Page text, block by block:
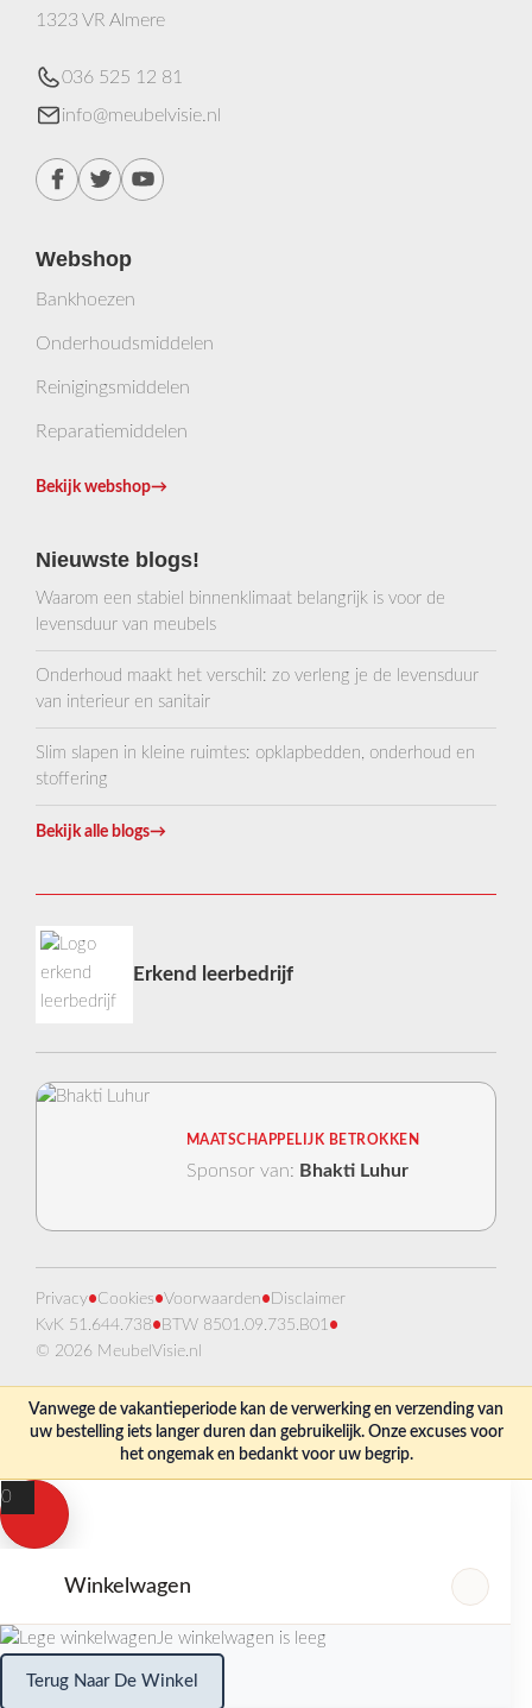
1323 VR Almere
036 525 12 81
info@meubelvisie.nl
Webshop
Bankhoezen
Onderhoudsmiddelen
Reinigingsmiddelen
Reparatiemiddelen
Bekijk webshop→
Nieuwste blogs!
Waarom een stabiel binnenklimaat belangrijk is voor de
levensduur van meubels
Onderhoud maakt het verschil: zo verleng je de levensduur
van interieur en sanitair
Slim slapen in kleine ruimtes: opklapbedden, onderhoud en
stoffering
Bekijk alle blogs→
Erkend leerbedrijf
MAATSCHAPPELIJK BETROKKEN
Sponsor van: Bhakti Luhur
Privacy•Cookies•Voorwaarden• Disclaimer
KvK 51.644.738• BTW 8501.09.735.B01 •
© 2026 MeubelVisie.nl
Vanwege de vakantieperiode kan de verwerking en verzending van
uw bestelling iets langer duren dan gebruikelijk. Onze excuses voor
het ongemak en bedankt voor uw begrip.
0
Winkelwagen
Je winkelwagen is leeg
Terug Naar De Winkel